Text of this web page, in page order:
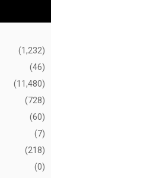
(1,232)
(46)
(11,480)
(728)
(60)
(7)
(218)
(0)